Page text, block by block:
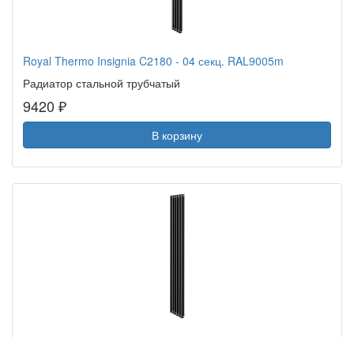
Royal Thermo Insignia C2180 - 04 секц. RAL9005m
Радиатор стальной трубчатый
9420 ₽
В корзину